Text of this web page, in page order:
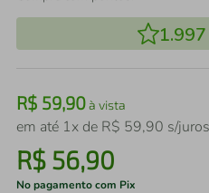
1.997
R$ 59,90à vista
em até 1x de R$ 59,90 s/juros
R$ 56,90
No pagamento com Pix